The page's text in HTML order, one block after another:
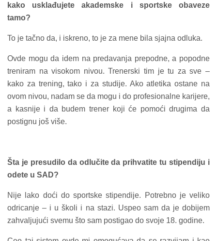
kako usklađujete akademske i sportske obaveze
tamo?
To je tačno da, i iskreno, to je za mene bila sjajna odluka.
Ovde mogu da idem na predavanja prepodne, a popodne
treniram na visokom nivou. Trenerski tim je tu za sve –
kako za trening, tako i za studije. Ako atletika ostane na
ovom nivou, nadam se da mogu i do profesionalne karijere,
a kasnije i da budem trener koji će pomoći drugima da
postignu još više.
Šta je presudilo da odlučite da prihvatite tu stipendiju i
odete u SAD?
Nije lako doći do sportske stipendije. Potrebno je veliko
odricanje – i u školi i na stazi. Uspeo sam da je dobijem
zahvaljujući svemu što sam postigao do svoje 18. godine.